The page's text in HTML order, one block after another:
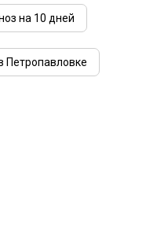
на 10 дней
Петропавловке